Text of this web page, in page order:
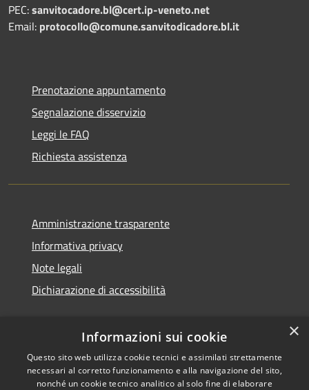
PEC:sanvitocadore.bl@cert.ip-veneto.net
Email: protocollo@comune.sanvitodicadore.bl.it
Prenotazione appuntamento
Segnalazione disservizio
Leggi le FAQ
Richiesta assistenza
Amministrazione trasparente
Informativa privacy
Note legali
Dichiarazione di accessibilità
×
Informazioni sui cookie
Questo sito web utilizza cookie tecnici e assimilati strettamente
necessari al corretto funzionamento e alla navigazione del sito,
nonché un cookie tecnico analitico al solo fine di elaborare